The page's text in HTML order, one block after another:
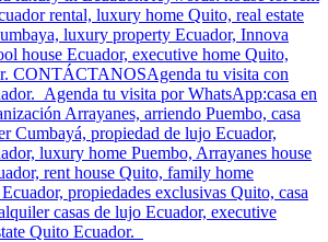
rental, luxury home Quito, real estate
luxury property Ecuador, Innova
house Ecuador, executive home Quito,
CONTÁCTANOSAgenda tu visita con
Agenda tu visita por WhatsApp:casa en
Arrayanes, arriendo Puembo, casa
Cumbayá, propiedad de lujo Ecuador,
luxury home Puembo, Arrayanes house
rent house Quito, family home
propiedades exclusivas Quito, casa
casas de lujo Ecuador, executive
Quito Ecuador.